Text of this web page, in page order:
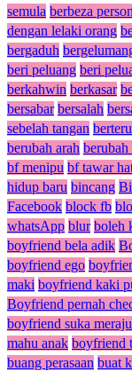
semula berbeza
dengan lelaki orang
bergaduh
beri peluang beri
berkahwin berkasar
bersabar bersalah
sebelah tangan
berubah arah berubah
bf menipu bf tawar
hidup baru bincang
Facebook block fb
whatsApp blur boleh
boyfriend bela adik
boyfriend ego
maki boyfriend kaki
Boyfriend pernah
boyfriend suka
mahu anak boyfriend
buang perasaan buat